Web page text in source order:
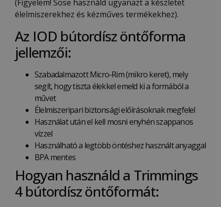
(Figyelem! Sose használd ugyanazt a készletet
élelmiszerekhez és kézműves termékekhez).
Az IOD bútordísz öntőforma
jellemzői:
Szabadalmazott Micro-Rim (mikro keret), mely
segít, hogy tiszta élekkel emeld ki a formából a
művet
Élelmiszeripari biztonsági előírásoknak megfelel
Használat után el kell mosni enyhén szappanos
vízzel
Használható a legtöbb öntéshez használt anyaggal
BPA mentes
Hogyan használd a Trimmings
4 bútordísz öntőformát: